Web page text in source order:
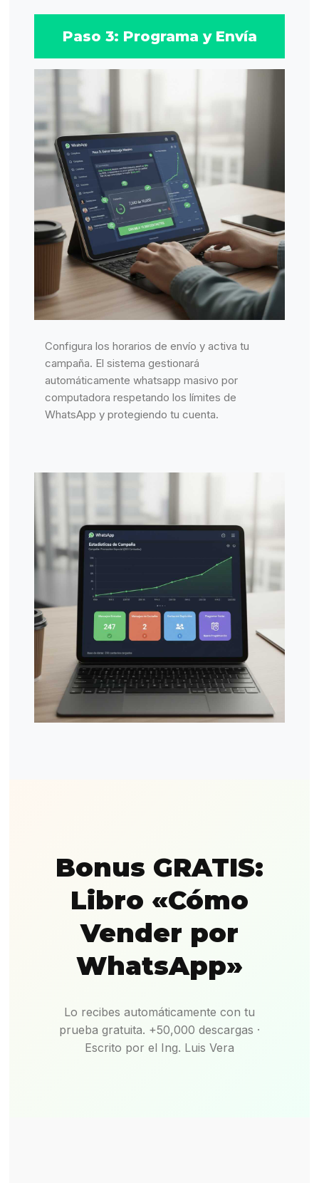
Paso 3: Programa y Envía
Configura los horarios de envío y activa tu
campaña. El sistema gestionará
automáticamente whatsapp masivo por
computadora respetando los límites de
WhatsApp y protegiendo tu cuenta.
Bonus GRATIS:
Libro «Cómo
Vender por
WhatsApp»
Lo recibes automáticamente con tu
prueba gratuita. +50,000 descargas ·
Escrito por el Ing. Luis Vera